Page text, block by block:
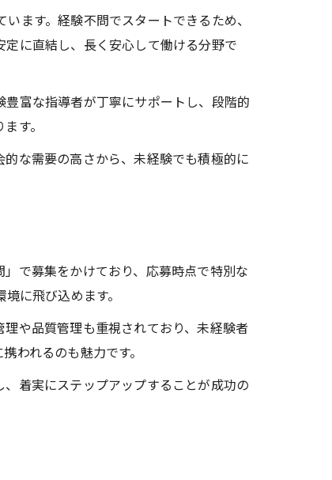
ます。経験不問でスタートできるため、
に直結し、長く安心して働ける分野で
富な指導者が丁寧にサポートし、段階的
す。
な需要の高さから、未経験でも積極的に
で募集をかけており、応募時点で特別な
に飛び込めます。
や品質管理も重視されており、未経験者
われるのも魅力です。
着実にステップアップすることが成功の